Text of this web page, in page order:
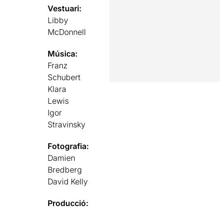
Vestuari:
Libby
McDonnell
Música:
Franz
Schubert
Klara
Lewis
Igor
Stravinsky
Fotografia:
Damien
Bredberg
David Kelly
Producció: